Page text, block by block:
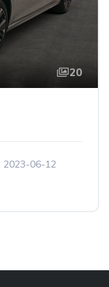
20
2023-06-12